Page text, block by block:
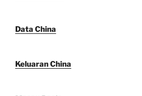
Data China
Keluaran China